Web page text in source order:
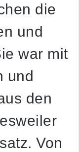
die
und
war mit
und
den
Von